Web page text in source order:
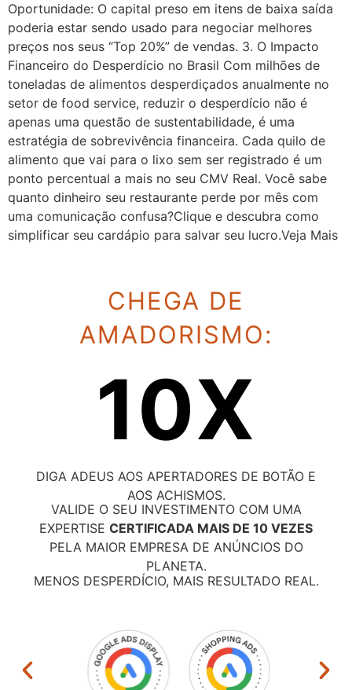
Oportunidade: O capital preso em itens de baixa saída
poderia estar sendo usado para negociar melhores
preços nos seus “Top 20%” de vendas. 3. O Impacto
Financeiro do Desperdício no Brasil Com milhões de
toneladas de alimentos desperdiçados anualmente no
setor de food service, reduzir o desperdício não é
apenas uma questão de sustentabilidade, é uma
estratégia de sobrevivência financeira. Cada quilo de
alimento que vai para o lixo sem ser registrado é um
ponto percentual a mais no seu CMV Real. Você sabe
quanto dinheiro seu restaurante perde por mês com
uma comunicação confusa?Clique e descubra como
simplificar seu cardápio para salvar seu lucro.Veja Mais
CHEGA DE
AMADORISMO:
10X
DIGA ADEUS AOS APERTADORES DE BOTÃO E
AOS ACHISMOS.
VALIDE O SEU INVESTIMENTO COM UMA
EXPERTISE CERTIFICADA MAIS DE 10 VEZES
PELA MAIOR EMPRESA DE ANÚNCIOS DO
PLANETA.
MENOS DESPERDÍCIO, MAIS RESULTADO REAL.